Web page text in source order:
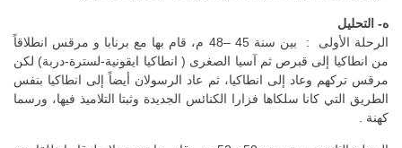
ه- التحليل
الرحلة الأولى : بين سنة 45 –48 م، قام بها مع برنابا و مرقس انطلاقاً
من انطاكيا إلى قبرص ثم آسيا الصغرى ( انطاكيا ايقونية-لسترة-دربة) لكن
مرقس تركهم وعاد إلى انطاكيا، ثم عاد الرسولان أيضاً إلى انطاكيا بنفس
الطريق التي كانا سلكاها فزارا الكنائس الجديدة وثبتا التلاميذ فيها، ورسما
كهنة .